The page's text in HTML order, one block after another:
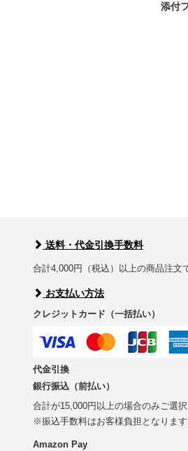
添付
送料・代金引換手数料
合計4,000円（税込）以上の商品注文
お支払い方法
クレジットカード（一括払い）
代金引換
銀行振込（前払い）
合計が15,000円以上の場合のみご選択
※振込手数料はお客様負担となります
Amazon Pay